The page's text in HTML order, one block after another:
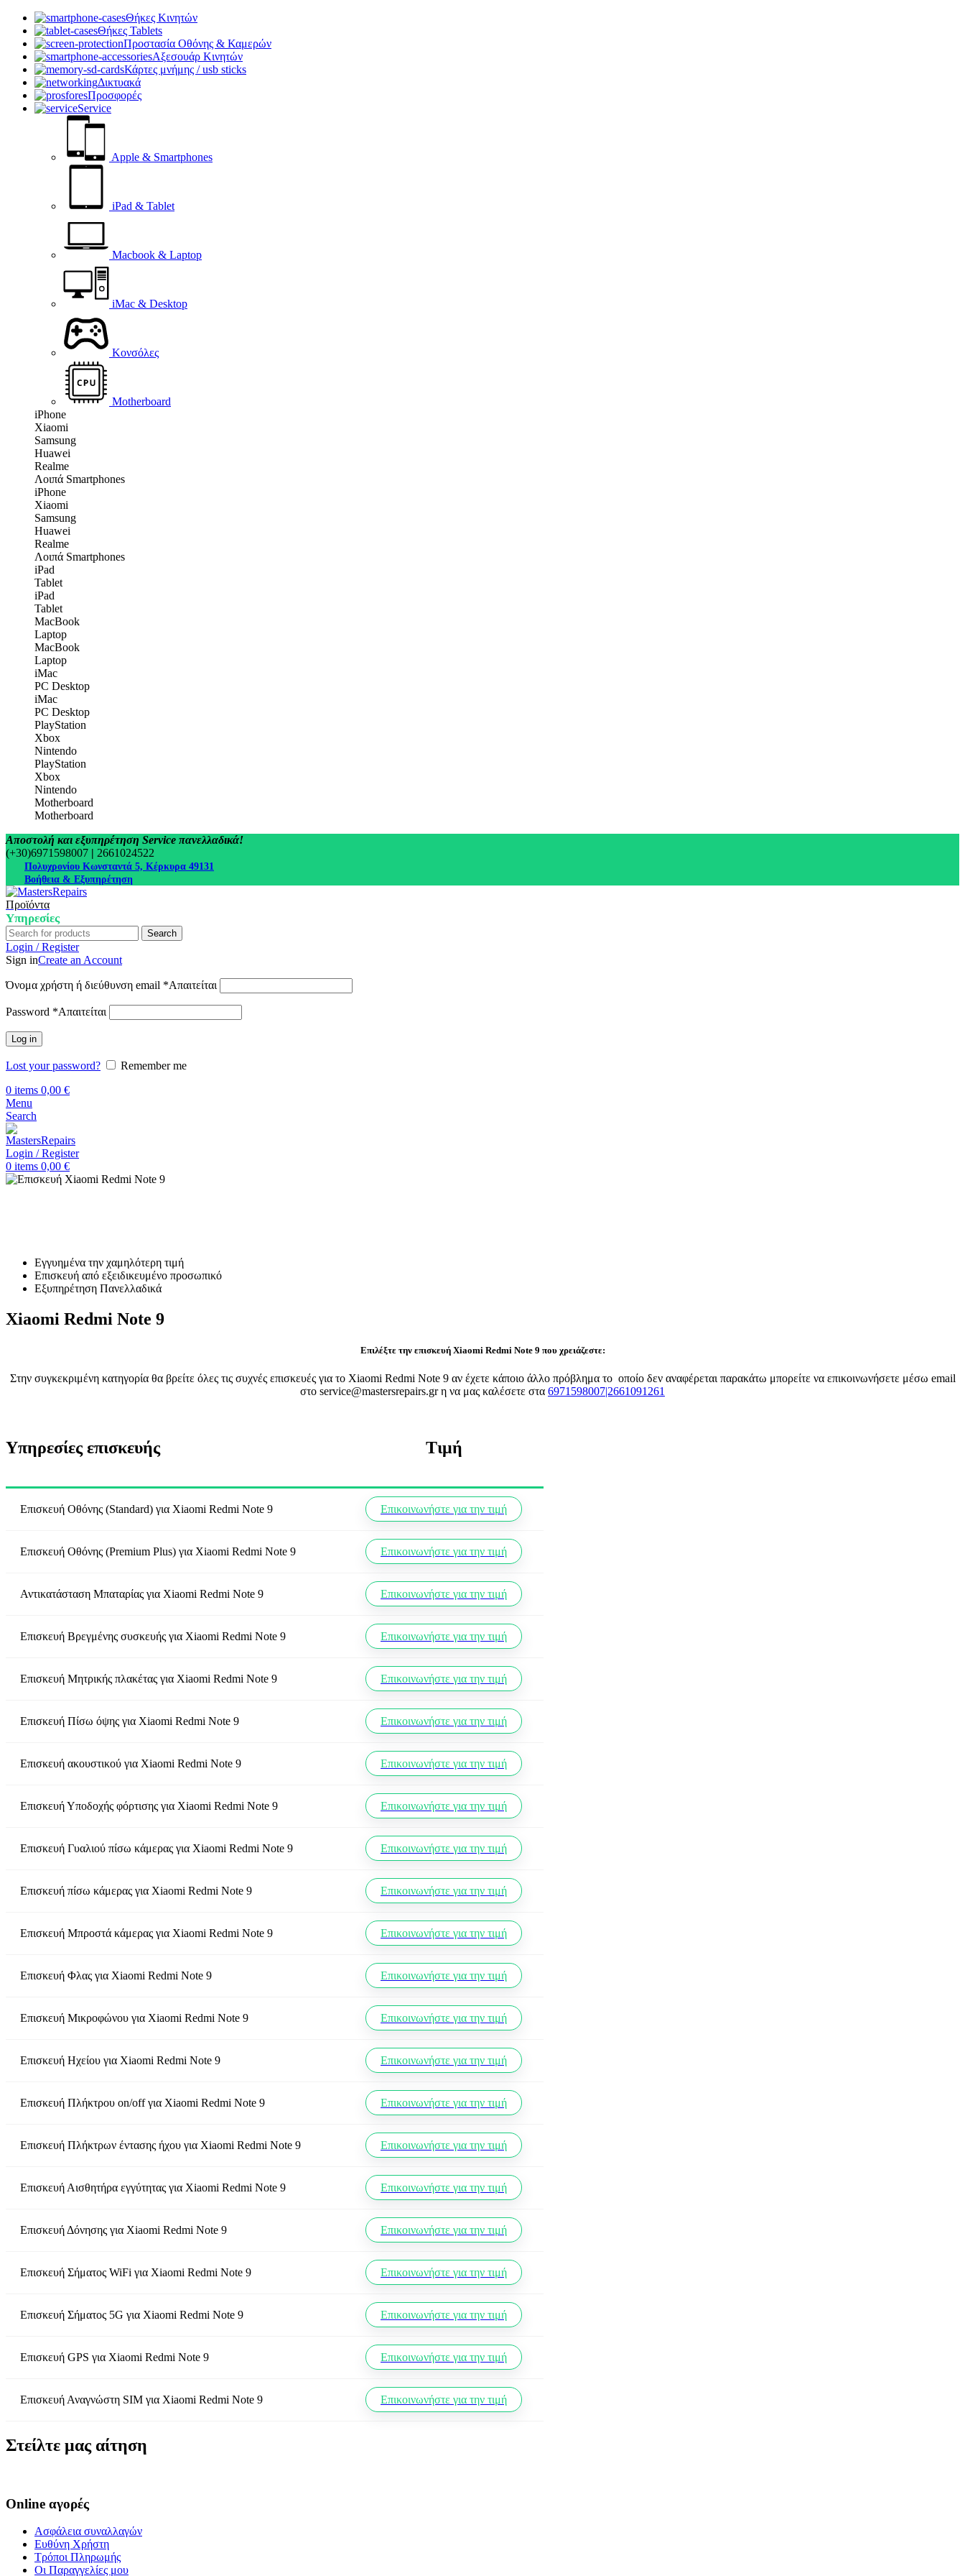
Θήκες Κινητών
Θήκες Tablets
Προστασία Οθόνης & Καμερών
Αξεσουάρ Κινητών
Κάρτες μνήμης / usb sticks
Δικτυακά
Προσφορές
Service
Apple & Smartphones
iPad & Tablet
Macbook & Laptop
iMac & Desktop
Κονσόλες
Motherboard
iPhone
Xiaomi
Samsung
Huawei
Realme
Λοιπά Smartphones
iPhone
Xiaomi
Samsung
Huawei
Realme
Λοιπά Smartphones
iPad
Tablet
iPad
Tablet
MacBook
Laptop
MacBook
Laptop
iMac
PC Desktop
iMac
PC Desktop
PlayStation
Xbox
Nintendo
PlayStation
Xbox
Nintendo
Motherboard
Motherboard
Αποστολή και εξυπηρέτηση Service πανελλαδικά!
(+30)6971598007 | 2661024522
Πολυχρονίου Κωνσταντά 5, Κέρκυρα 49131
Βοήθεια & Εξυπηρέτηση
Προϊόντα
Υπηρεσίες
Search
Login / Register
Sign inCreate an Account
Όνομα χρήστη ή διεύθυνση email *Απαιτείται
Password *Απαιτείται
Log in
Lost your password?
Remember me
0 items 0,00 €
Menu
Search
Login / Register
0 items 0,00 €
Εγγυημένα την χαμηλότερη τιμή
Επισκευή από εξειδικευμένο προσωπικό
Εξυπηρέτηση Πανελλαδικά
Xiaomi Redmi Note 9
Επιλέξτε την επισκευή Xiaomi Redmi Note 9 που χρειάζεστε:
Στην συγκεκριμένη κατηγορία θα βρείτε όλες τις συχνές επισκευές για το Xiaomi Redmi Note 9 αν έχετε κάποιο άλλο πρόβλημα το οποίο δεν αναφέρεται παρακάτω μπορείτε να επικοινωνήσετε μέσω email
στο service@mastersrepairs.gr η να μας καλέσετε στα 6971598007|2661091261
Υπηρεσίες επισκευής Τιμή
Επισκευή Οθόνης (Standard) για Xiaomi Redmi Note 9 Επικοινωνήστε για την τιμή
Επισκευή Οθόνης (Premium Plus) για Xiaomi Redmi Note 9 Επικοινωνήστε για την τιμή
Αντικατάσταση Μπαταρίας για Xiaomi Redmi Note 9 Επικοινωνήστε για την τιμή
Επισκευή Βρεγμένης συσκευής για Xiaomi Redmi Note 9 Επικοινωνήστε για την τιμή
Επισκευή Μητρικής πλακέτας για Xiaomi Redmi Note 9 Επικοινωνήστε για την τιμή
Επισκευή Πίσω όψης για Xiaomi Redmi Note 9 Επικοινωνήστε για την τιμή
Επισκευή ακουστικού για Xiaomi Redmi Note 9 Επικοινωνήστε για την τιμή
Επισκευή Υποδοχής φόρτισης για Xiaomi Redmi Note 9 Επικοινωνήστε για την τιμή
Επισκευή Γυαλιού πίσω κάμερας για Xiaomi Redmi Note 9 Επικοινωνήστε για την τιμή
Επισκευή πίσω κάμερας για Xiaomi Redmi Note 9 Επικοινωνήστε για την τιμή
Επισκευή Μπροστά κάμερας για Xiaomi Redmi Note 9 Επικοινωνήστε για την τιμή
Επισκευή Φλας για Xiaomi Redmi Note 9 Επικοινωνήστε για την τιμή
Επισκευή Μικροφώνου για Xiaomi Redmi Note 9 Επικοινωνήστε για την τιμή
Επισκευή Ηχείου για Xiaomi Redmi Note 9 Επικοινωνήστε για την τιμή
Επισκευή Πλήκτρου on/offγια Xiaomi Redmi Note 9 Επικοινωνήστε για την τιμή
Επισκευή Πλήκτρων έντασης ήχου για Xiaomi Redmi Note 9 Επικοινωνήστε για την τιμή
Επισκευή Αισθητήρα εγγύτητας για Xiaomi Redmi Note 9 Επικοινωνήστε για την τιμή
Επισκευή Δόνησης για Xiaomi Redmi Note 9 Επικοινωνήστε για την τιμή
Επισκευή Σήματος WiFi για Xiaomi Redmi Note 9 Επικοινωνήστε για την τιμή
Επισκευή Σήματος 5G για Xiaomi Redmi Note 9 Επικοινωνήστε για την τιμή
Επισκευή GPS για Xiaomi Redmi Note 9 Επικοινωνήστε για την τιμή
Επισκευή Αναγνώστη SIM για Xiaomi Redmi Note 9 Επικοινωνήστε για την τιμή
Στείλτε μας αίτηση
Online αγορές
Ασφάλεια συναλλαγών
Ευθύνη Χρήστη
Τρόποι Πληρωμής
Οι Παραγγελίες μου